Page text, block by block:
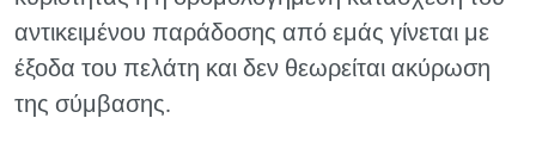
αντικειμένου παράδοσης από εμάς γίνεται με
έξοδα του πελάτη και δεν θεωρείται ακύρωση
της σύμβασης.